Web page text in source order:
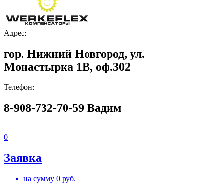
Адрес:
гор. Нижний Новгород, ул.
Монастырка 1В, оф.302
Телефон:
8-908-732-70-59 Вадим
0
Заявка
на сумму 0 руб.